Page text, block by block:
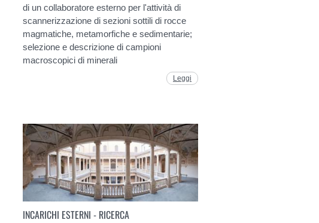
di un collaboratore esterno per l'attività di
scannerizzazione di sezioni sottili di rocce
magmatiche, metamorfiche e sedimentarie;
selezione e descrizione di campioni
macroscopici di minerali
Leggi
INCARICHI ESTERNI - RICERCA